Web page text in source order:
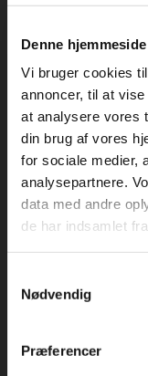
Denne
Vi bruger cookies
annoncer, til at
at analysere vores
din brug af vores
for sociale medier,
analysepartnere.
data med andre
de har indsamlet
Nødvendig
Præferencer
Claus Waidtløw -